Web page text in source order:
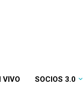
VIVO SOCIOS 3.0